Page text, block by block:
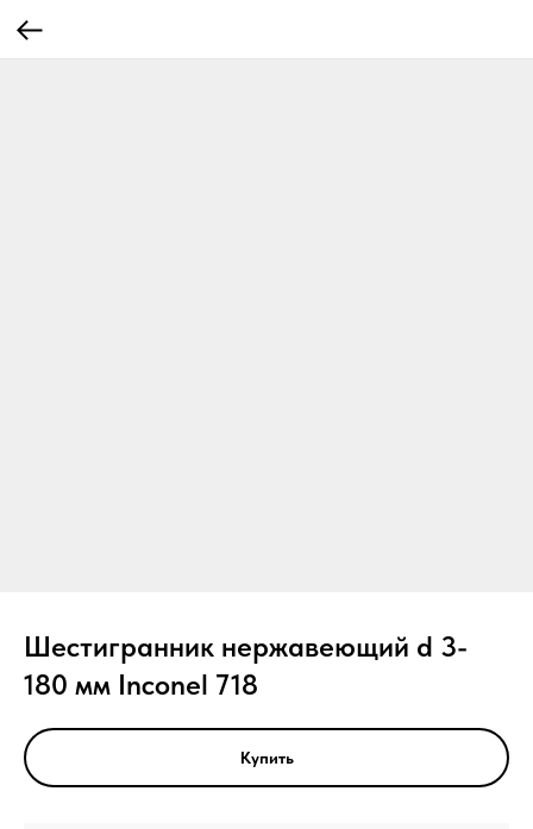
Шестигранник нержавеющий d 3-
180 мм Inconel 718
Купить